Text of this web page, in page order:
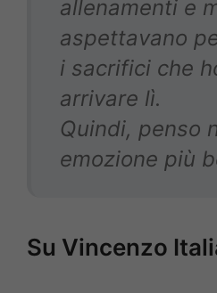
allenamenti e
aspettavano
i sacrifici che
arrivare lì.
Quindi, penso
emozione più
Su Vincenzo